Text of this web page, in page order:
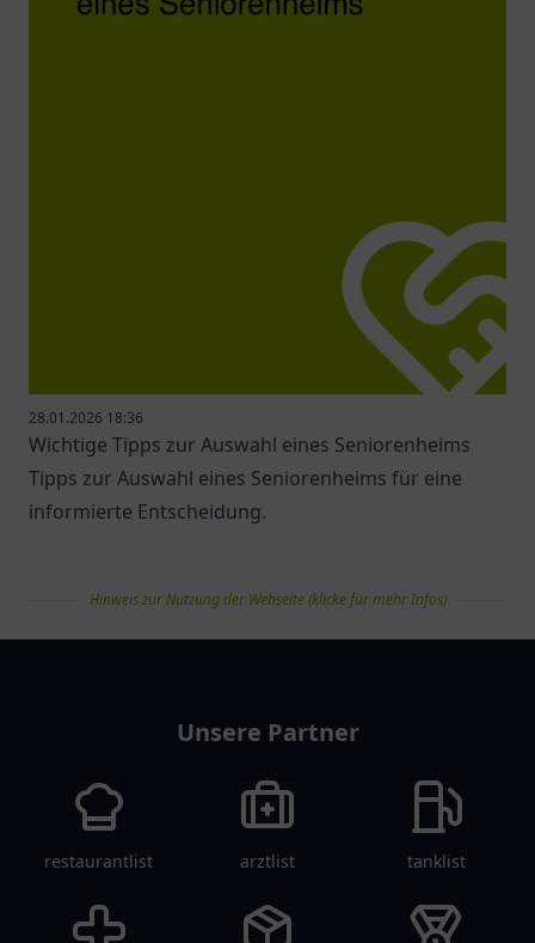
28.01.2026 18:36
Wichtige Tipps zur Auswahl eines Seniorenheims
Tipps zur Auswahl eines Seniorenheims für eine
informierte Entscheidung.
Hinweis zur Nutzung der Webseite (klicke für mehr Infos)
Unsere Partner
restaurantlist arztlist tanklist